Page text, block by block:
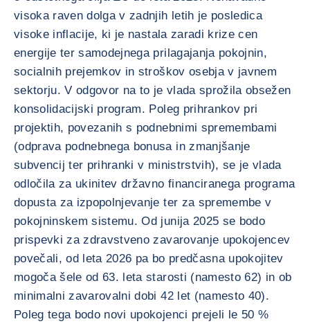
visoka raven dolga v zadnjih letih je posledica
visoke inflacije, ki je nastala zaradi krize cen
energije ter samodejnega prilagajanja pokojnin,
socialnih prejemkov in stroškov osebja v javnem
sektorju. V odgovor na to je vlada sprožila obsežen
konsolidacijski program. Poleg prihrankov pri
projektih, povezanih s podnebnimi spremembami
(odprava podnebnega bonusa in zmanjšanje
subvencij ter prihranki v ministrstvih), se je vlada
odločila za ukinitev državno financiranega programa
dopusta za izpopolnjevanje ter za spremembe v
pokojninskem sistemu. Od junija 2025 se bodo
prispevki za zdravstveno zavarovanje upokojencev
povečali, od leta 2026 pa bo predčasna upokojitev
mogoča šele od 63. leta starosti (namesto 62) in ob
minimalni zavarovalni dobi 42 let (namesto 40).
Poleg tega bodo novi upokojenci prejeli le 50 %